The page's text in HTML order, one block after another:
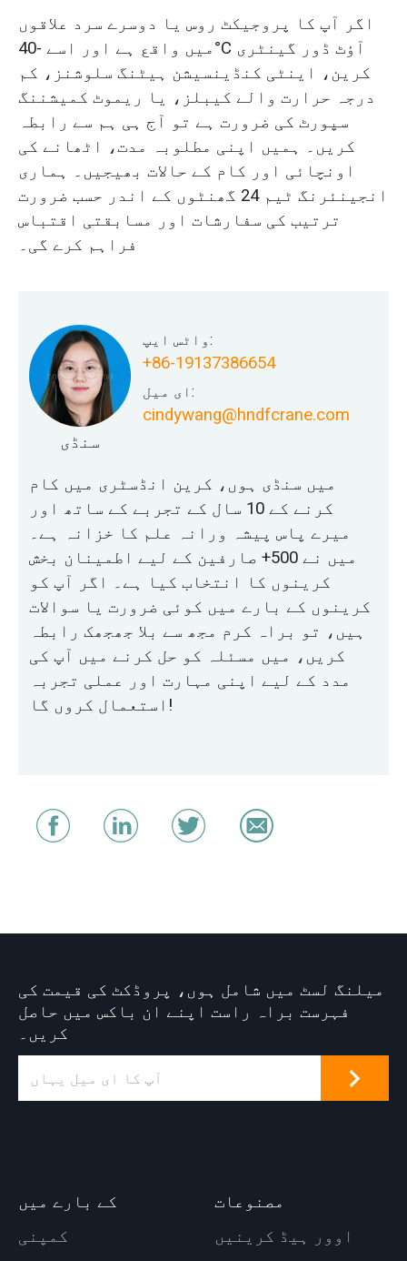
اگر آپ کا پروجیکٹ روس یا دوسرے سرد علاقوں
میں واقع ہے اور اسے -40°C آؤٹ ڈور گینٹری
کرین، اینٹی کنڈینسیشن ہیٹنگ سلوشنز، کم
درجہ حرارت والے کیبلز، یا ریموٹ کمیشننگ
سپورٹ کی ضرورت ہے تو آج ہی ہم سے رابطہ
کریں۔ ہمیں اپنی مطلوبہ مدت، اٹھانے کی
اونچائی اور کام کے حالات بھیجیں۔ ہماری
انجینئرنگ ٹیم 24 گھنٹوں کے اندر حسب ضرورت
ترتیب کی سفارشات اور مسابقتی اقتباس
فراہم کرے گی۔
سنڈی
واٹس ایپ:
+86-19137386654
ای میل:
cindywang@hndfcrane.com
میں سنڈی ہوں، کرین انڈسٹری میں کام
کرنے کے 10 سال کے تجربے کے ساتھ اور
میرے پاس پیشہ ورانہ علم کا خزانہ ہے۔
میں نے 500+ صارفین کے لیے اطمینان بخش
کرینوں کا انتخاب کیا ہے۔ اگر آپ کو
کرینوں کے بارے میں کوئی ضرورت یا سوالات
ہیں، تو براہ کرم مجھ سے بلا جھجھک رابطہ
کریں، میں مسئلہ کو حل کرنے میں آپ کی
مدد کے لیے اپنی مہارت اور عملی تجربہ
استعمال کروں گا!
میلنگ لسٹ میں شامل ہوں، پروڈکٹ کی قیمت کی
فہرست براہ راست اپنے ان باکس میں حاصل
کریں۔
کے بارے میں
کمپنی
مصنوعات
اوور ہیڈ کرینیں